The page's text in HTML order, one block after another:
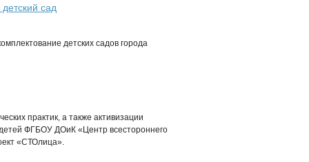
сад
детских садов города
практик, а также активизации
ФГБОУ ДОиК «Центр всестороннего
«СТОлица».